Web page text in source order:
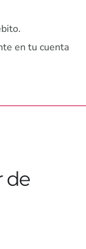
en tu cuenta
de